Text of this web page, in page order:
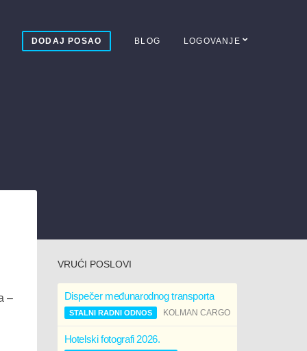
DODAJ POSAO BLOG LOGOVANJE
–
VRUĆI POSLOVI
Dispečer međunarodnog transporta
STALNI RADNI ODNOS KOLMAN CARGO
Hotelski fotografi 2026.